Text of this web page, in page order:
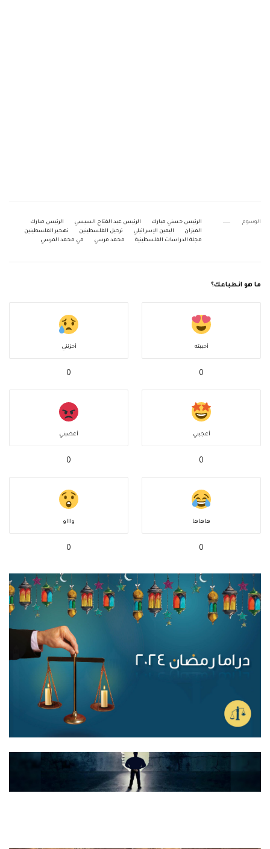
الوسوم الرئيس حسني مبارك الرئيس عبد الفتاح السيسي
الرئيس مبارك
الميزان
اليمين الإسرائيلي ترحيل الفلسطينين
تهجير الفلسطينين
مجلة الدراسات الفلسطينية
محمد مرسي مي محمد المرسي
ما هو انطباعك؟
أحببته
0
أحزنني
0
أعجبني
0
أغضبني
0
هاهاها
0
واااو
0